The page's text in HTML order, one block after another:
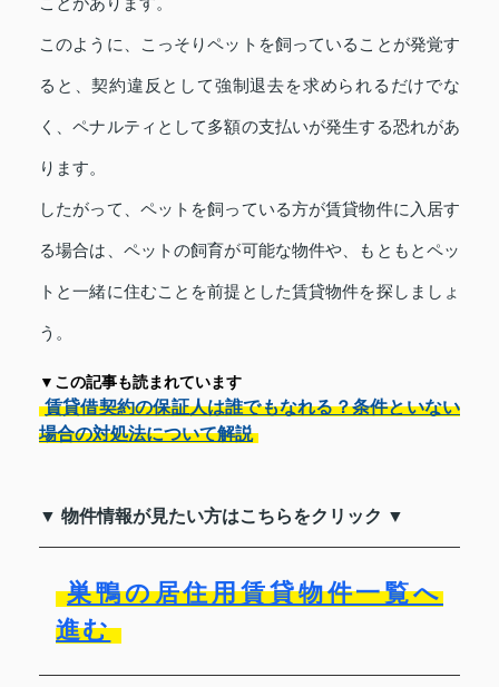
このように、こっそりペットを飼っていることが発覚す
ると、契約違反として強制退去を求められるだけでな
く、ペナルティとして多額の支払いが発生する恐れがあ
ります。
したがって、ペットを飼っている方が賃貸物件に入居す
る場合は、ペットの飼育が可能な物件や、もともとペッ
トと一緒に住むことを前提とした賃貸物件を探しましょ
う。
▼この記事も読まれています
賃貸借契約の保証人は誰でもなれる？条件といない
場合の対処法について解説
▼ 物件情報が見たい方はこちらをクリック ▼
巣鴨の居住用賃貸物件一覧へ
進む